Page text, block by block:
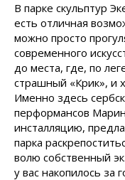
В парке скульптур
есть отличная
можно просто
современного
до места, где, по
страшный «Крик», и
Именно здесь
перформансов
инсталляцию,
парка
волю собственный
у вас накопилось за